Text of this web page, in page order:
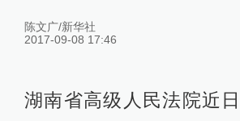
陈文广/新华社
2017-09-08 17:46
湖南省高级人民法院近